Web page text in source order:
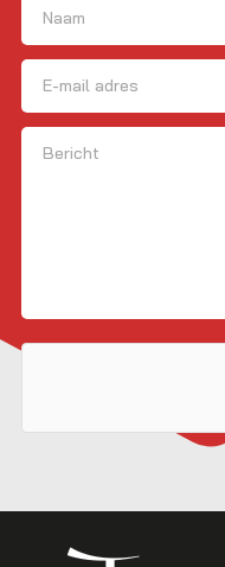
Voornaam
E-mailadres
Bericht